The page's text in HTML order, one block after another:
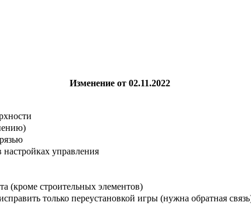
Изменение от 02.11.2022
управления
(кроме строительных элементов)
только переустановкой игры (нужна обратная